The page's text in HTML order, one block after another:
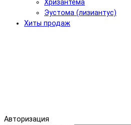
Хризантема
Эустома (лизиантус)
Хиты продаж
Авторизация